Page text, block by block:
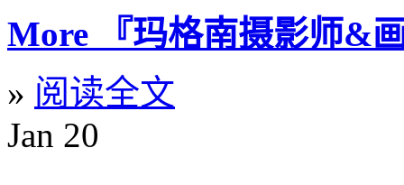
More 『玛格南摄影师&
» 阅读全文
Jan 20